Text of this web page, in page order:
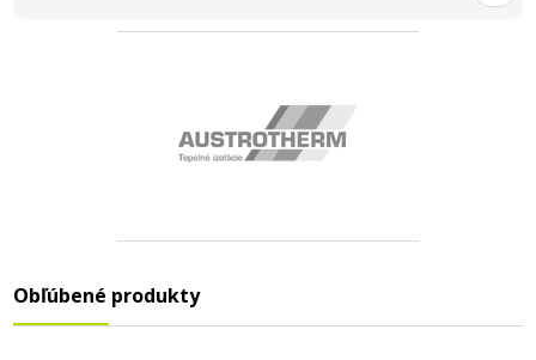
Obľúbené produkty